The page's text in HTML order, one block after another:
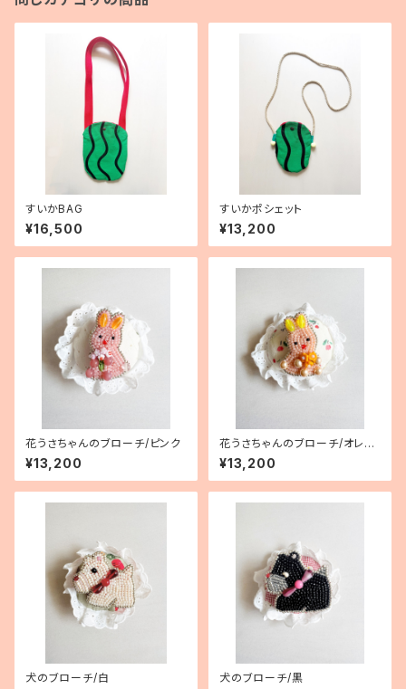
すいかBAG
¥16,500
すいかポシェット
¥13,200
花うさちゃんのブローチ/ピンク
¥13,200
花うさちゃんのブローチ/オレン
ジ
¥13,200
犬のブローチ/白 犬のブローチ/黒